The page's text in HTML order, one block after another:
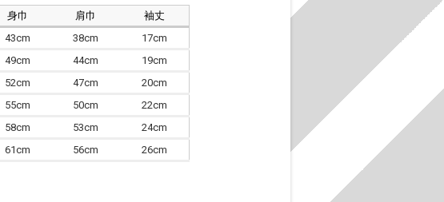
身巾 肩巾
袖丈
43cm 38cm
17cm
49cm 44cm
19cm
52cm 47cm
20cm
55cm 50cm
22cm
58cm 53cm
24cm
61cm 56cm 26cm